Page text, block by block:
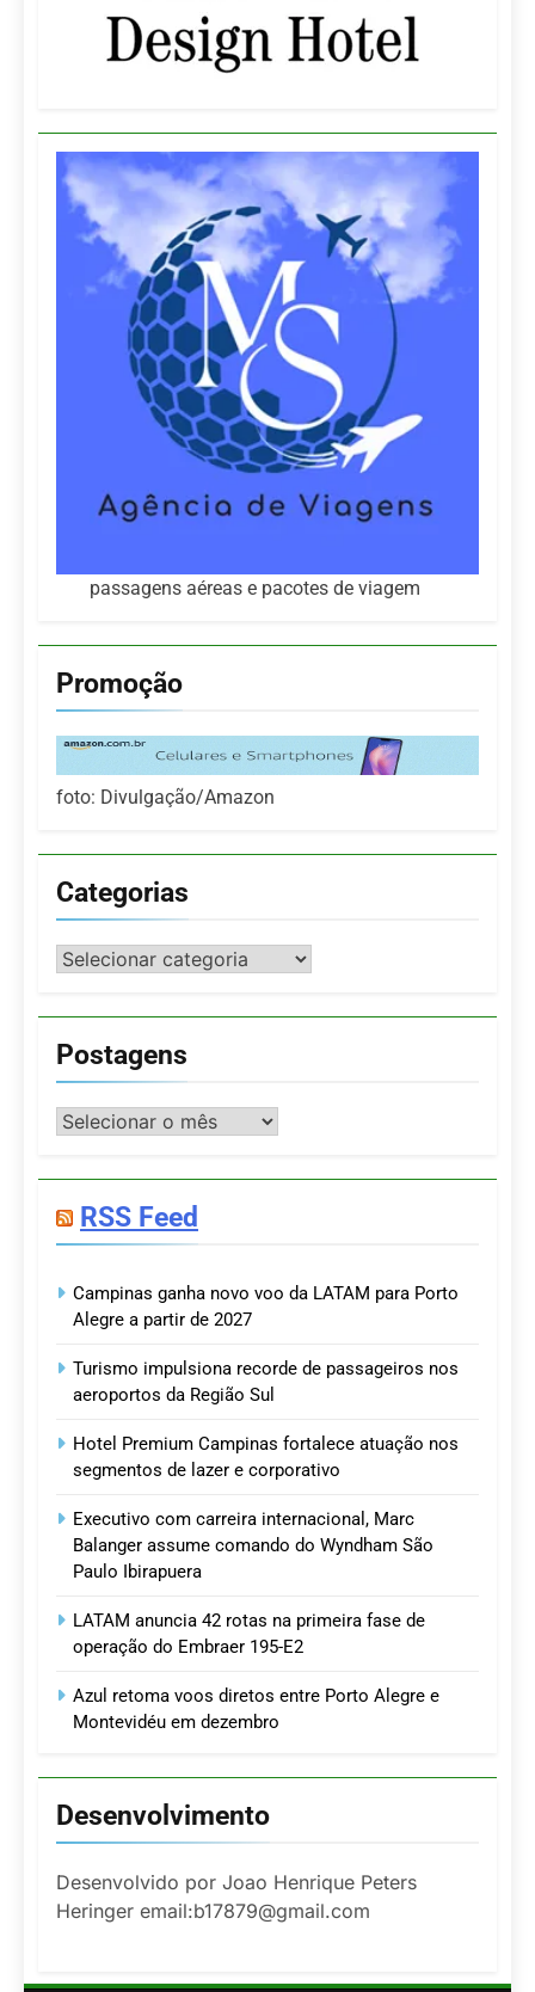
passagens aéreas e pacotes de viagem
Promoção
foto: Divulgação/Amazon
Categorias
Categorias
Postagens
Postagens
RSS Feed
Campinas ganha novo voo da LATAM para Porto
Alegre a partir de 2027
Turismo impulsiona recorde de passageiros nos
aeroportos da Região Sul
Hotel Premium Campinas fortalece atuação nos
segmentos de lazer e corporativo
Executivo com carreira internacional, Marc
Balanger assume comando do Wyndham São
Paulo Ibirapuera
LATAM anuncia 42 rotas na primeira fase de
operação do Embraer 195-E2
Azul retoma voos diretos entre Porto Alegre e
Montevidéu em dezembro
Desenvolvimento
Desenvolvido por Joao Henrique Peters
Heringer email:b17879@gmail.com